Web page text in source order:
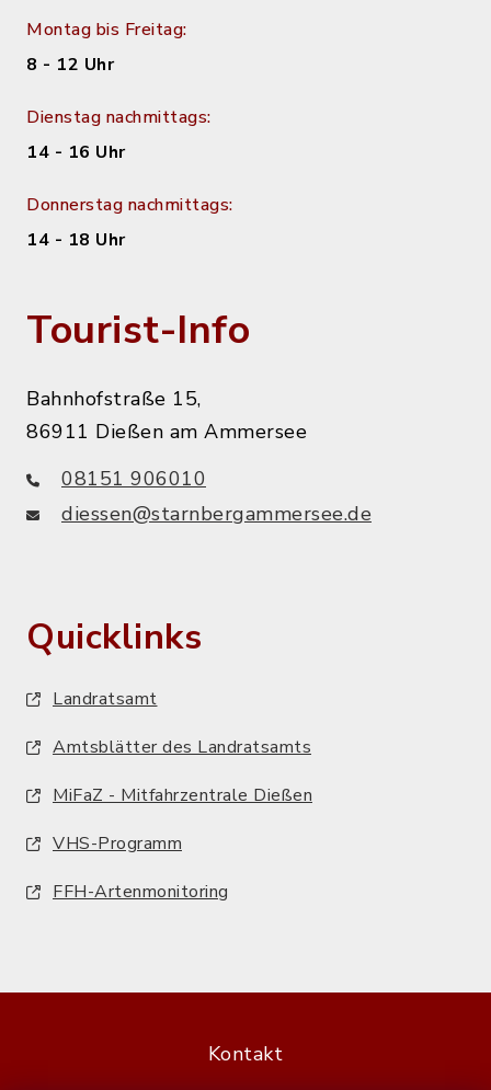
Montag bis Freitag:
8 - 12 Uhr
Dienstag nachmittags:
14 - 16 Uhr
Donnerstag nachmittags:
14 - 18 Uhr
Tourist-Info
Bahnhofstraße 15,
86911 Dießen am Ammersee
08151 906010
diessen@starnbergammersee.de
Quicklinks
Landratsamt
Amtsblätter des Landratsamts
MiFaZ - Mitfahrzentrale Dießen
VHS-Programm
FFH-Artenmonitoring
Kontakt